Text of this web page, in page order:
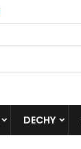
DECHY